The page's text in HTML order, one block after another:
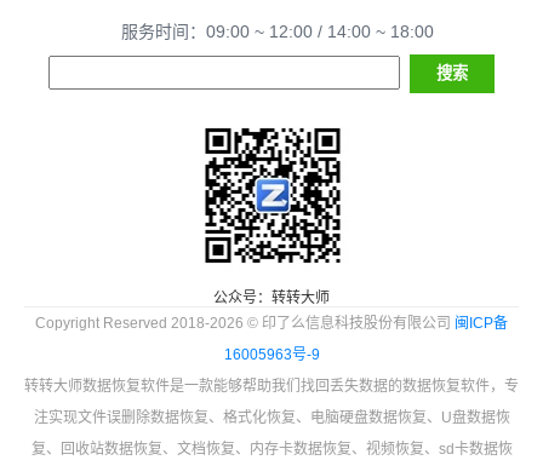
服务时间：09:00 ~ 12:00 / 14:00 ~ 18:00
公众号：转转大师
Copyright Reserved 2018-2026 © 印了么信息科技股份有限公司 闽ICP备
16005963号-9
转转大师数据恢复软件是一款能够帮助我们找回丢失数据的数据恢复软件，专
注实现文件误删除数据恢复、格式化恢复、电脑硬盘数据恢复、U盘数据恢
复、回收站数据恢复、文档恢复、内存卡数据恢复、视频恢复、sd卡数据恢